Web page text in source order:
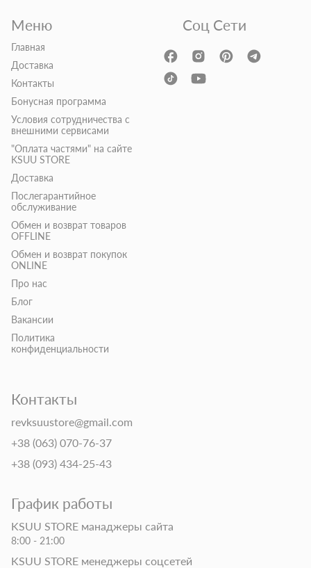
Меню
Главная
Доставка
Контакты
Бонусная программа
Условия сотрудничества с
внешними сервисами
"Оплата частями" на сайте
KSUU STORE
Доставка
Послегарантийное
обслуживание
Обмен и возврат товаров
OFFLINE
Обмен и возврат покупок
ONLINE
Про нас
Блог
Вакансии
Политика
конфиденциальности
Контакты
revksuustore@gmail.com
+38 (063) 070-76-37
+38 (093) 434-25-43
График работы
KSUU STORE манаджеры сайта
8:00 - 21:00
KSUU STORE менеджеры соцсетей
Соц Сети